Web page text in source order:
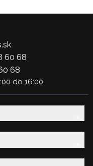
60 68
68
do 16:00